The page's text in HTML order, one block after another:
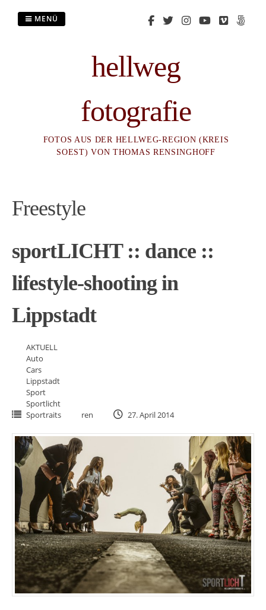
hellweg
fotografie
FOTOS AUS DER HELLWEG-REGION (KREIS
SOEST) VON THOMAS RENSINGHOFF
MENÜ
Freestyle
sportLICHT :: dance ::
lifestyle-shooting in
Lippstadt
AKTUELL
Auto
Cars
Lippstadt
Sport
Sportlicht
Sportraits
ren 27. April 2014